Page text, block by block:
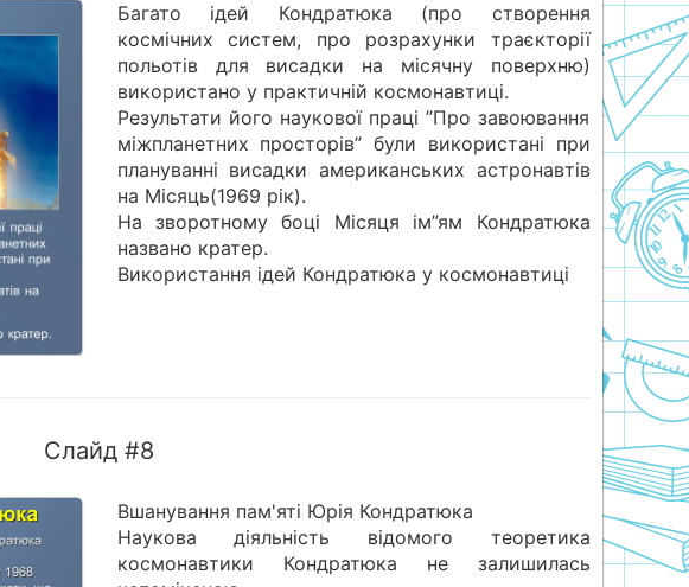
Багато ідей Кондратюка (про створення
космічних систем, про розрахунки траєкторії
польотів для висадки на місячну поверхню)
використано у практичній космонавтиці.
Результати його наукової праці ”Про завоювання
міжпланетних просторів” були використані при
плануванні висадки американських астронавтів
на Місяць(1969 рік).
На зворотному боці Місяця ім”ям Кондратюка
названо кратер.
Використання ідей Кондратюка у космонавтиці
Слайд #8
Вшанування пам'яті Юрія Кондратюка
Наукова діяльність відомого теоретика
космонавтики Кондратюка не залишилась